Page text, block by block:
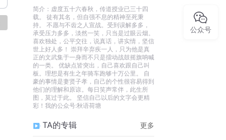
简介： 虚度五十六春秋，传道授业已三十四
载。 徒有其名，但自强不息的精神至死秉
持。 不愿与不齿之人宣战。受到误解多多，
承受压力多多，淡然一笑，只当是过眼云烟。
喜欢独处，公平交往，说真话，讲实情，坚信
世上好人多！ 崇拜辛弃疾一人，只为他是真
正的文武集于一身而不只是擂动战鼓摇旗呐喊
的一类。 优缺点皆突出，自己喜欢跟自己叫
板。理想是有生之年骑车跑够十万公里。 自
豪的事情是妻贤子孝，自己的个性很容易得到
他们的理解和原谅。每日笑声常伴，此生所
图，莫过于此。 坚信自己以后的文字会更精
彩！我的公众号:秋语荷塘
TA的专辑 更多
公众号